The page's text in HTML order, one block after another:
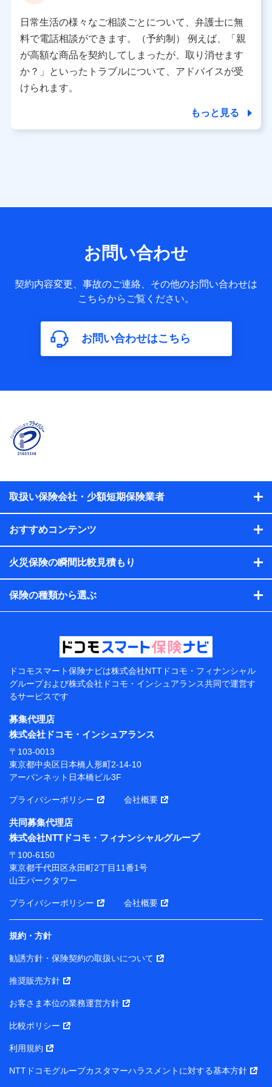
として、dポイントカード番号、性別、年齢、家族構成、住
所、dポイント残高、dポイント利用履歴などが含まれます。
利用情報
当社又は株式会社NTTドコモが提供する各種サービスなどの
ご契約・ご利用などに関する情報。例として、当社又は株式
会社NTTドコモが提供する各種サービスのご契約状態・ご利
用履歴インターネット利用時の行動に関する情報、アプリケ
ーション利用時の行動に関する情報、購入されたサービスや
当社又は株式会社NTTドコモが提供する保険関連サービスに
送信履歴などの情報）が含まれます。
約に関する情報。例として、保険契約者及び被保険者の氏
名、住所、生年月日、性別、保険契約者と被保険者の関係、
保険加入の目的、保険商品の内容、保険料、保険料のお支払
年数などの情報、ペットの種類や年齢などの情報などが含ま
れます。
【共同して利用する者の範囲】
株式会社NTTドコモ
当社又は株式会社NTTドコモが提供する保険関連サービスに
おけるユーザ登録受付および管理のため
当社又は株式会社NTTドコモと取引のあるもしくは委託を受
れらに付帯、関連する当社、株式会社NTTドコモおよび提携
会社のサービスを案内、提供するため
析して、お客さまの趣味・嗜好・傾向に応じたサービス・商
各種セミナーの開催のため
コンサルティングサービスの実施のため
アンケートやキャンペーン等の実施のため
上記に係る案内・手続き・管理等付帯業務を行うため
当該個人データを取り扱う各共同利用者（詳細は次のと
東京都千代田区永田町2丁目11番1号 山王パークタワー
株式会社NTTドコモ 代表取締役社長 前田 義晃
東京都中央区日本橋人形町2-14-10 アーバンネット日
本橋ビル 3F
長 吉村 忠義
※ 当社および株式会社NTTドコモは、お客さまの情報
ソナルデータ憲章」に定める行動原則を順守します 。
※ パーソナルデータダッシュボードの「第三者提供の
管理」の設定状態にかかわらず、共同利用する場合があ
ります。
※ dポイントクラブ会員ではないお客さま（2019年12
月11日以降、一度もdポイントクラブ会員であったこと
がないお客さまに限る）に関する、2019年12月10日以
前に取得した個人データは、こちら の利用目的の範囲内
当社は株式会社NTTドコモ・フィナンシャルグループ
との間で、以下のとおり個人データを共同利用しま
す。
【共同して利用される利用データの項目】
当社または株式会社NTTドコモ・フィナンシャルグルー
の個人データ
基本情報
性、連絡先、dポイントサービスのご利用に関する情報。例
日常生活の様々なご相談ごとについて、弁護士に無
料で電話相談ができます。（予約制） 例えば、「親
が高額な商品を契約してしまったが、取り消せます
か？」といったトラブルについて、アドバイスが受
けられます。
もっと見る
お問い合わせ
契約内容変更、事故のご連絡、その他のお問い合わせは
こちらからご覧ください。
お問い合わせはこちら
取扱い保険会社・少額短期保険業者
おすすめコンテンツ
火災保険の瞬間比較見積もり
保険の種類から選ぶ
ドコモスマート保険ナビは株式会社NTTドコモ・フィナンシャル
グループおよび株式会社ドコモ・インシュアランス共同で運営す
るサービスです
募集代理店
株式会社ドコモ・インシュアランス
〒103-0013
東京都中央区日本橋人形町2-14-10
アーバンネット日本橋ビル3F
プライバシーポリシー 会社概要
共同募集代理店
株式会社NTTドコモ・フィナンシャルグループ
〒100-6150
東京都千代田区永田町2丁目11番1号
山王パークタワー
プライバシーポリシー 会社概要
規約・方針
勧誘方針・保険契約の取扱いについて
推奨販売方針
お客さま本位の業務運営方針
比較ポリシー
利用規約
NTTドコモグループカスタマーハラスメントに対する基本方針